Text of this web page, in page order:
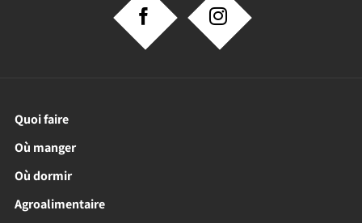
Quoi faire
Où manger
Où dormir
Agroalimentaire